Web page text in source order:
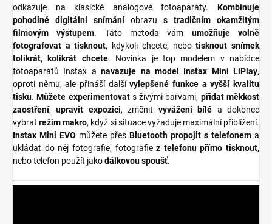
odkazuje na klasické analogové fotoaparáty. Kombinuje
pohodlné digitální snímáníobrazu s tradičním okamžitým
filmovým výstupem. Tato metoda vám umožňuje volně
fotografovat a tisknout, kdykoli chcete, nebotisknout snímek
tolikrát, kolikrát chcete. Novinka je top modelem v nabídce
fotoaparátů Instax anavazuje na model Instax Mini LiPlay,
oproti němu, ale přináší dalšívylepšené funkce a vyšší kvalitu
tisku.Můžete experimentovats živými barvami, přidat měkkost
zaostření,upravit expozici, změnit vyvážení bílé a dokonce
vybratrežim makro, když si situace vyžaduje maximální přiblížení.
Instax Mini EVO můžete přes Bluetooth propojit s telefonem a
ukládat do něj fotografie, fotografiez telefonu přímo tisknout,
nebo telefon použít jakodálkovou spoušť.